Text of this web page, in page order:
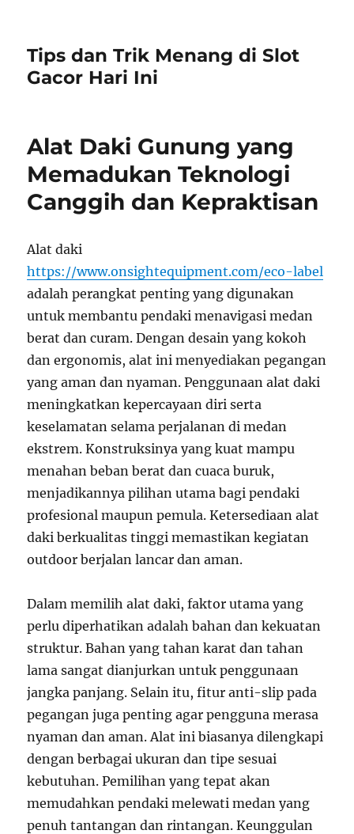
Tips dan Trik Menang di Slot
Gacor Hari Ini
Alat Daki Gunung yang
Memadukan Teknologi
Canggih dan Kepraktisan
Alat daki
https://www.onsightequipment.com/eco-label
adalah perangkat penting yang digunakan
untuk membantu pendaki menavigasi medan
berat dan curam. Dengan desain yang kokoh
dan ergonomis, alat ini menyediakan pegangan
yang aman dan nyaman. Penggunaan alat daki
meningkatkan kepercayaan diri serta
keselamatan selama perjalanan di medan
ekstrem. Konstruksinya yang kuat mampu
menahan beban berat dan cuaca buruk,
menjadikannya pilihan utama bagi pendaki
profesional maupun pemula. Ketersediaan alat
daki berkualitas tinggi memastikan kegiatan
outdoor berjalan lancar dan aman.
Dalam memilih alat daki, faktor utama yang
perlu diperhatikan adalah bahan dan kekuatan
struktur. Bahan yang tahan karat dan tahan
lama sangat dianjurkan untuk penggunaan
jangka panjang. Selain itu, fitur anti-slip pada
pegangan juga penting agar pengguna merasa
nyaman dan aman. Alat ini biasanya dilengkapi
dengan berbagai ukuran dan tipe sesuai
kebutuhan. Pemilihan yang tepat akan
memudahkan pendaki melewati medan yang
penuh tantangan dan rintangan. Keunggulan